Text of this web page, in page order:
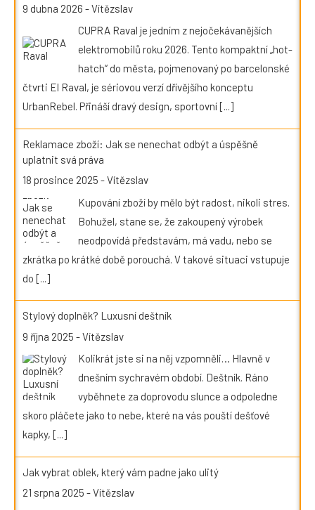
9 dubna 2026 -Vítězslav
CUPRA Raval je jedním z nejočekávanějších
elektromobilů roku 2026. Tento kompaktní „hot-
hatch“ do města, pojmenovaný po barcelonské
čtvrti El Raval, je sériovou verzí dřívějšího konceptu
UrbanRebel. Přináší dravý design, sportovní[...]
Reklamace zboží: Jak se nenechat odbýt a úspěšně
uplatnit svá práva
18 prosince 2025 -Vítězslav
Kupování zboží by mělo být radost, nikoli stres.
Bohužel, stane se, že zakoupený výrobek
neodpovídá představám, má vadu, nebo se
zkrátka po krátké době porouchá. V takové situaci vstupuje
do [...]
Stylový doplněk? Luxusní deštník
9 října 2025 -Vítězslav
Kolikrát jste si na něj vzpomněli… Hlavně v
dnešním sychravém období. Deštník. Ráno
vyběhnete za doprovodu slunce a odpoledne
skoro pláčete jako to nebe, které na vás pouští dešťové
kapky, [...]
Jak vybrat oblek, který vám padne jako ulitý
21 srpna 2025 -Vítězslav